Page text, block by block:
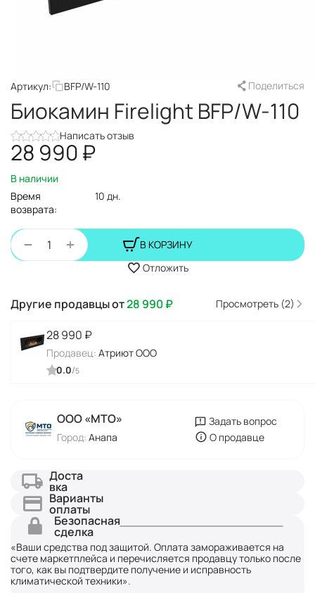
Артикул: BFP/W-110 Поделиться
Биокамин Firelight BFP/W-110
Написать отзыв
28 990₽
В наличии
Время
возврата:
10 дн.
+
−
В КОРЗИНУ
Отложить
Другие продавцы от28 990₽ Просмотреть (2)
28 990 ₽
Продавец: Атриют ООО
0.0/5
ООО «МТО»
Город: Анапа
Задать вопрос
О продавце
Доста
вка
Варианты
оплаты
Безопасная
сделка
«Ваши средства под защитой. Оплата замораживается на
счете маркетплейса и перечисляется продавцу только после
того, как вы подтвердите получение и исправность
климатической техники».